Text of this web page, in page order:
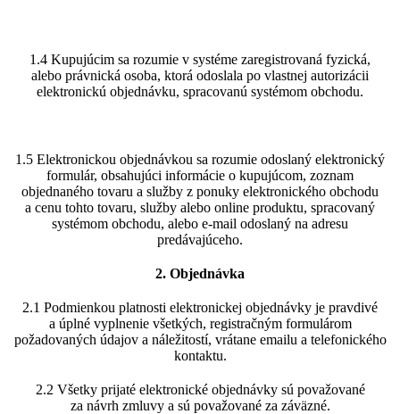
1.4 Kupujúcim sa rozumie v systéme zaregistrovaná fyzická,
alebo právnická osoba, ktorá odoslala po vlastnej autorizácii
elektronickú objednávku, spracovanú systémom obchodu.
1.5 Elektronickou objednávkou sa rozumie odoslaný elektronický
formulár, obsahujúci informácie o kupujúcom, zoznam
objednaného tovaru a služby z ponuky elektronického obchodu
a cenu tohto tovaru, služby alebo online produktu, spracovaný
systémom obchodu, alebo e-mail odoslaný na adresu
predávajúceho.
2. Objednávka
2.1 Podmienkou platnosti elektronickej objednávky je pravdivé
a úplné vyplnenie všetkých, registračným formulárom
požadovaných údajov a náležitostí, vrátane emailu a telefonického
kontaktu.
2.2 Všetky prijaté elektronické objednávky sú považované
za návrh zmluvy a sú považované za záväzné.